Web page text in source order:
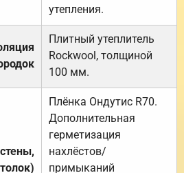
утепления.
Плитный утеплитель
Rockwool, толщиной
100 мм.
Плёнка Ондутис R70.
Дополнительная
герметизация
нахлёстов/
примыканий